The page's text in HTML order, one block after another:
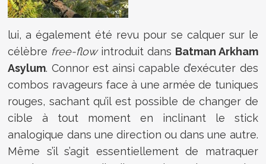
lui, a également été revu pour se calquer sur le
célèbre free-flowintroduit dans Batman Arkham
Asylum. Connor est ainsi capable d’exécuter des
combos ravageurs face à une armée de tuniques
rouges, sachant qu’il est possible de changer de
cible à tout moment en inclinant le stick
analogique dans une direction ou dans une autre.
Même s’il s’agit essentiellement de matraquer